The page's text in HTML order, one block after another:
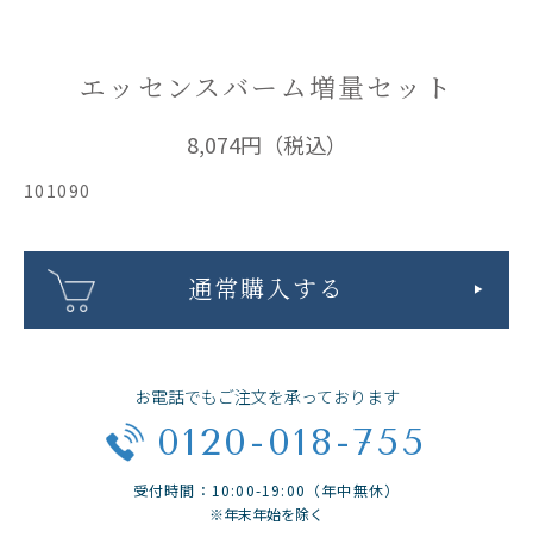
エッセンスバーム増量セット
8,074円 （税込）
101090
通常購入する
お電話でもご注文を承っております
0120-018-755
受付時間：10:00-19:00（年中無休）
※年末年始を除く